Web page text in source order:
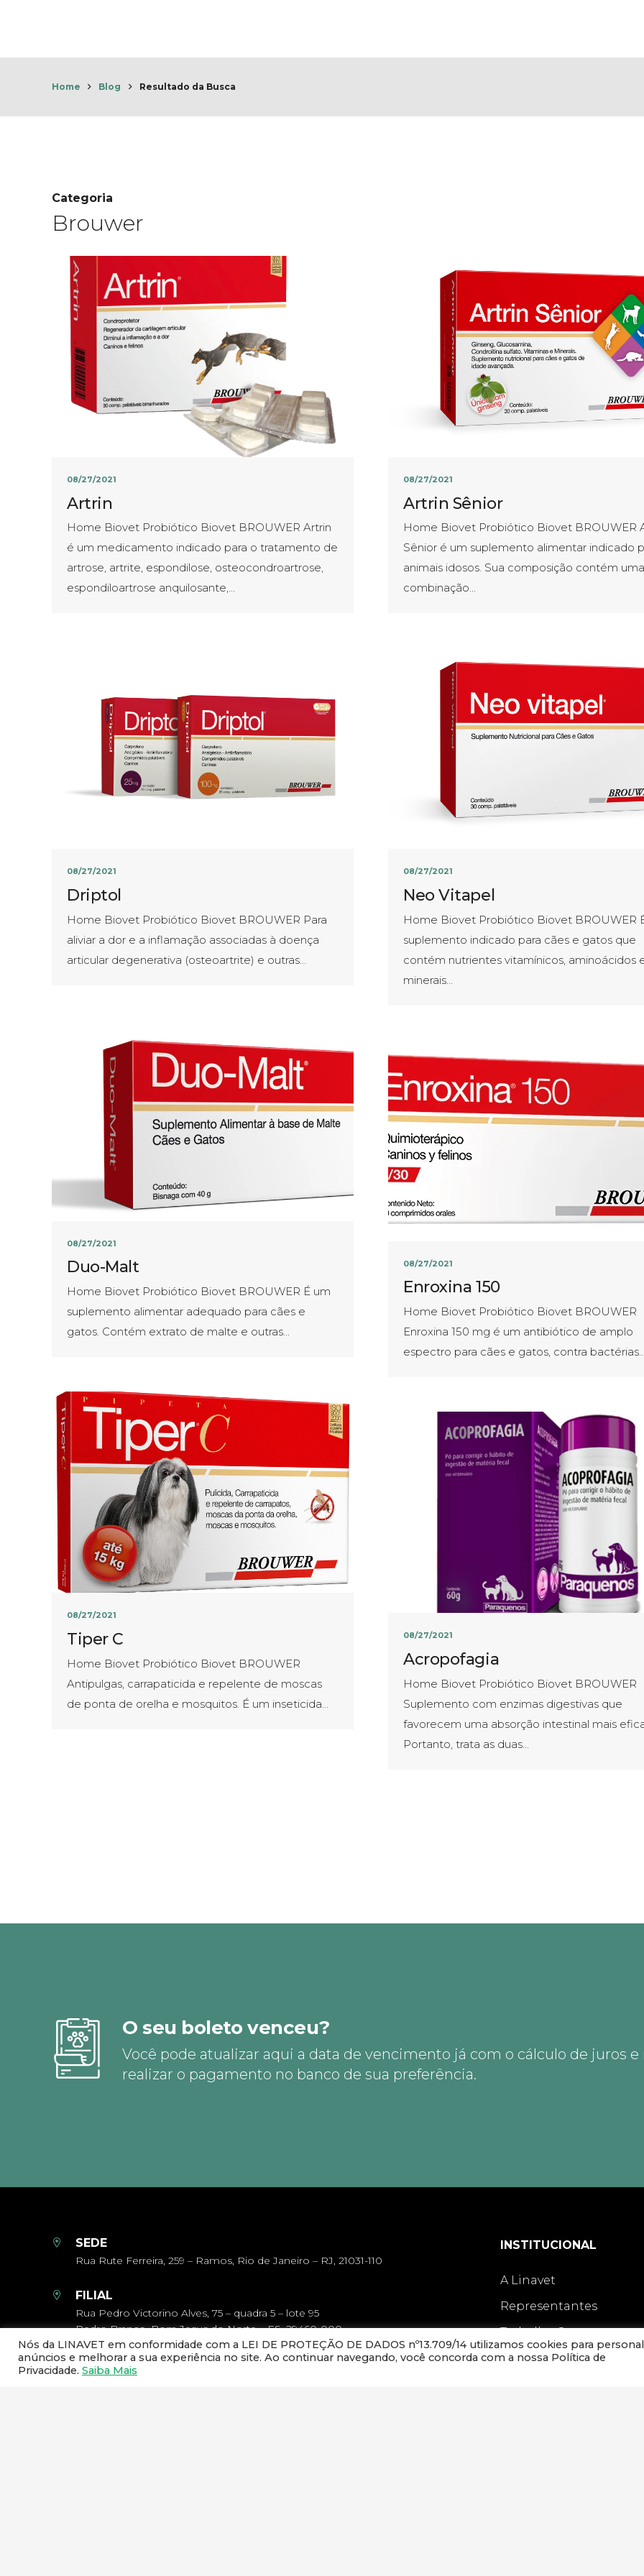
Home Blog Resultado da Busca
Categoria
Brouwer
08/27/2021
Artrin
Home Biovet Probiótico Biovet BROUWER Artrin
é um medicamento indicado para o tratamento de
artrose, artrite, espondilose, osteocondroartrose,
espondiloartrose anquilosante,…
08/27/2021
Artrin Sênior
Home Biovet Probiótico Biovet BROUWER
Sênior é um suplemento alimentar indicado
animais idosos. Sua composição contém uma
combinação…
08/27/2021
Driptol
Home Biovet Probiótico Biovet BROUWER Para
aliviar a dor e a inflamação associadas à doença
articular degenerativa (osteoartrite) e outras…
08/27/2021
Neo Vitapel
Home Biovet Probiótico Biovet BROUWER
suplemento indicado para cães e gatos que
contém nutrientes vitamínicos, aminoácidos
minerais…
08/27/2021
Duo-Malt
Home Biovet Probiótico Biovet BROUWER É um
suplemento alimentar adequado para cães e
gatos. Contém extrato de malte e outras…
08/27/2021
Enroxina 150
Home Biovet Probiótico Biovet BROUWER
Enroxina 150 mg é um antibiótico de amplo
espectro para cães e gatos, contra
08/27/2021
Tiper C
Home Biovet Probiótico Biovet BROUWER
Antipulgas, carrapaticida e repelente de moscas
de ponta de orelha e mosquitos. É um inseticida…
08/27/2021
Acropofagia
Home Biovet Probiótico Biovet BROUWER
Suplemento com enzimas digestivas que
favorecem uma absorção intestinal mais
Portanto, trata as duas…
O seu boleto venceu?
Você pode atualizar aqui a data de vencimento já com o cálculo de juros
realizar o pagamento no banco de sua preferência.
SEDE
Rua Rute Ferreira, 259 – Ramos, Rio de Janeiro – RJ, 21031-110
FILIAL
Rua Pedro Victorino Alves, 75 – quadra 5 – lote 95
Pedro Branco, Bom Jesus do Norte – ES, 29460-000
GLA COMERCIO DE PRODUTOS VETERINARIOS LTDA
INSTITUCIONAL
A Linavet
Representantes
Trabalhe Conosco
Contato
Nós da LINAVET em conformidade com a LEI DE PROTEÇÃO DE DADOS nº13.709/14 utilizamos cookies para
anúncios e melhorar a sua experiência no site. Ao continuar navegando, você concorda com a nossa Política de
Privacidade. Saiba Mais